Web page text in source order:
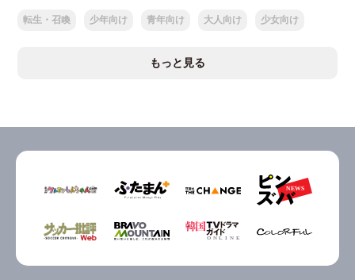
転生・召喚 少年向け 青年向け 大人向け 少女向け
もっと見る